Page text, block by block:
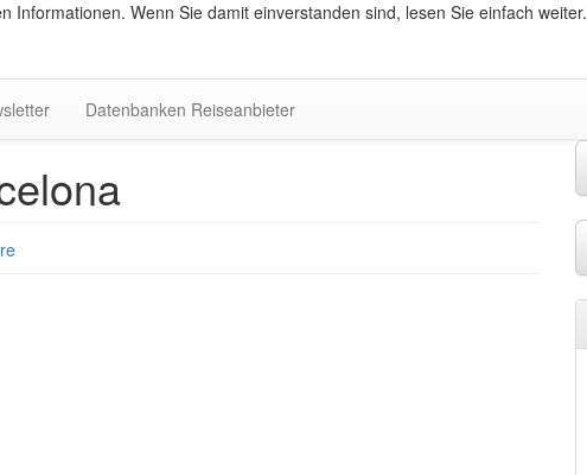
Informationen. Wenn Sie damit einverstanden sind, lesen Sie einfach weiter.
Datenbanken Reiseanbieter